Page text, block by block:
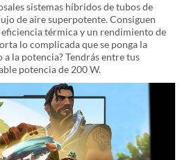
sistemas híbridos de tubos de
de aire superpotente. Consiguen
térmica y un rendimiento de
lo complicada que se ponga la
a la potencia? Tendrás entre tus
potencia de 200 W.